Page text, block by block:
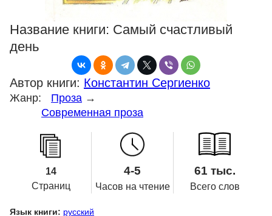
Название книги: Самый счастливый
день
Автор книги: Константин Сергиенко
Жанр: Проза →
Современная проза
14
Страниц
4-5
Часов на чтение
61 тыс.
Всего слов
Язык книги: русский